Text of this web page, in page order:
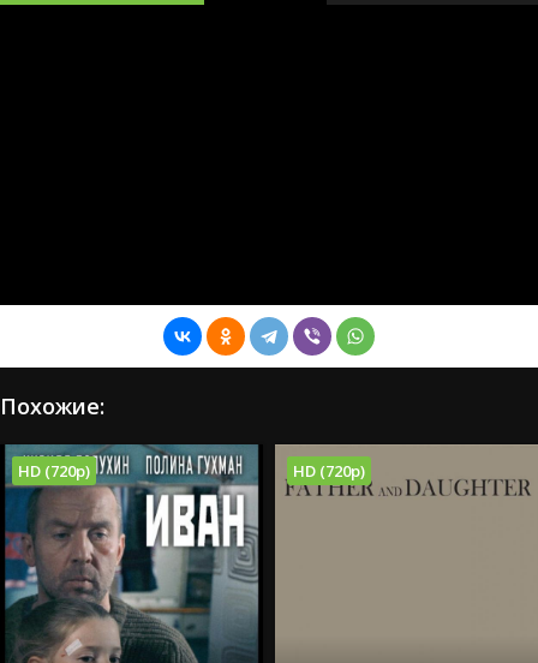
Похожие:
HD (720p) HD (720p)